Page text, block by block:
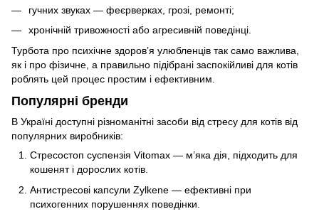
гучних звуках — феєрверках, грозі, ремонті;
хронічній тривожності або агресивній поведінці.
Турбота про психічне здоров’я улюбленців так само важлива,
як і про фізичне, а правильно підібрані заспокійливі для котів
роблять цей процес простим і ефективним.
Популярні бренди
В Україні доступні різноманітні засоби від стресу для котів від
популярних виробників:
Стресостоп суспензія Vitomax — м’яка дія, підходить для
кошенят і дорослих котів.
Антистресові капсули Zylkene — ефективні при
психогенних порушеннях поведінки.